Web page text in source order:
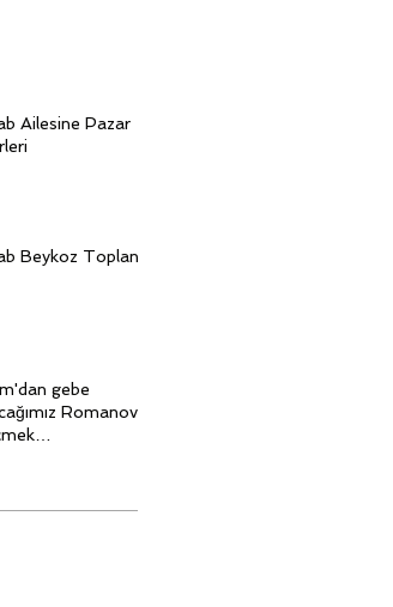
Ailesine Pazar
Beykoz Toplantı
gebe
Romanov'l